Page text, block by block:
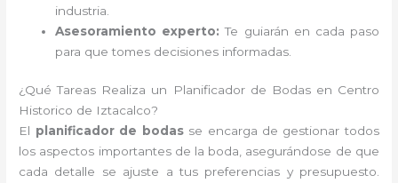
industria.
Asesoramiento experto: Te guiarán en cada paso
para que tomes decisiones informadas.
¿Qué Tareas Realiza un Planificador de Bodas en Centro
Historico de Iztacalco?
El planificador de bodasse encarga de gestionar todos
los aspectos importantes de la boda, asegurándose de que
cada detalle se ajuste a tus preferencias y presupuesto.